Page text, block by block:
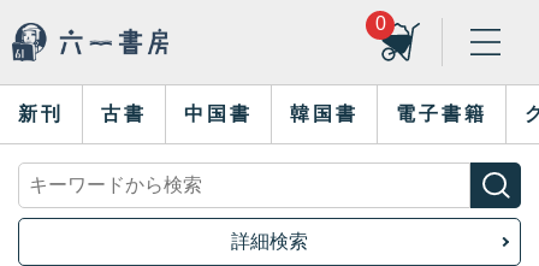
0
新刊 古書 中国書 韓国書 電子書籍
詳細検索